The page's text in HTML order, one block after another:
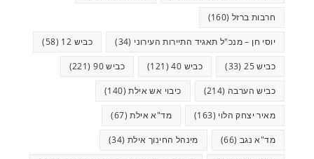
חרבות ברזל (160)
יוסי חן – מנכ"ל תאגיד התיירות העירוני (34) כביש 12 (58)
כביש 25 (33) כביש 40 (121) כביש 90 (221)
כביש הערבה (214) כיבוי אש אילת(140)
מאיר יצחק הלוי (163) מד"א אילת(67)
מד"א נגב (66) מינהל החינוך אילת (34)